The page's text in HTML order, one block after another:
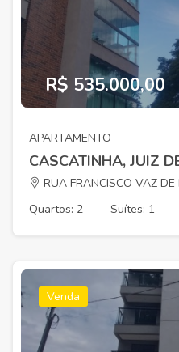
R$ 535.000,00
APARTAMENTO
CASCATINHA, JUIZ
RUA FRANCISCO VAZ
Quartos: 2
Suítes: 1
Venda